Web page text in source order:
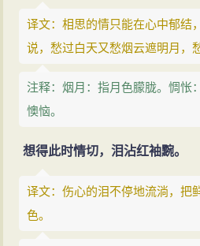
译文：相思的情只能在心中郁结
说，愁过白天又愁烟云遮明月，
注释：烟月：指月色朦胧。惆怅
懊恼。
想得此时情切，泪沾红袖黦。
译文：伤心的泪不停地流淌，把
色。